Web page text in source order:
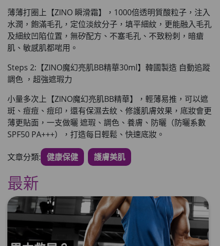
薄薄打圈上【ZINO 瞬滑霜】，1000倍透明質酸粒子，注入
水潤，飽滿毛孔 ，定位淡紋分子，填平細紋， 更能融入毛孔
及細紋凹陷位置 ，無矽配方、不塞毛孔、不致粉刺，暗瘡
肌、敏感肌都啱用。
Steps 2:【ZINO魔幻亮肌BB精華30ml】韓國製造 自動追蹤
調色 ，超強遮瑕力
小量多次上【ZINO魔幻亮肌BB精華】，輕薄易推 ，可以遮
斑、痘痘、痘印，還有保濕去紋、修護肌膚效果， 底妝會更
薄更貼面 ，一支做曬 遮瑕、調色、養膚、防曬（防曬系數
SPF50 PA+++），打造每日輕鬆、快速底妝。
文章分類: 健康保健 護膚美肌
最新